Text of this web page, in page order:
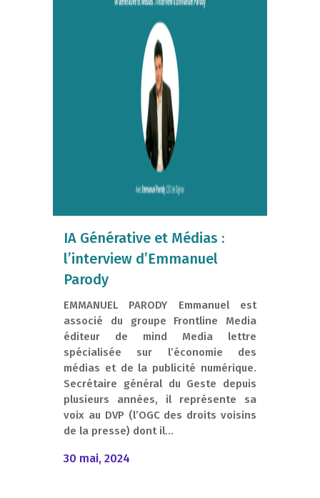
IA Générative et Médias :
l’interview d’Emmanuel
Parody
EMMANUEL PARODY Emmanuel est
associé du groupe Frontline Media
éditeur de mind Media lettre
spécialisée sur l’économie des
médias et de la publicité numérique.
Secrétaire général du Geste depuis
plusieurs années, il représente sa
voix au DVP (l’OGC des droits voisins
de la presse) dont il...
30 mai, 2024